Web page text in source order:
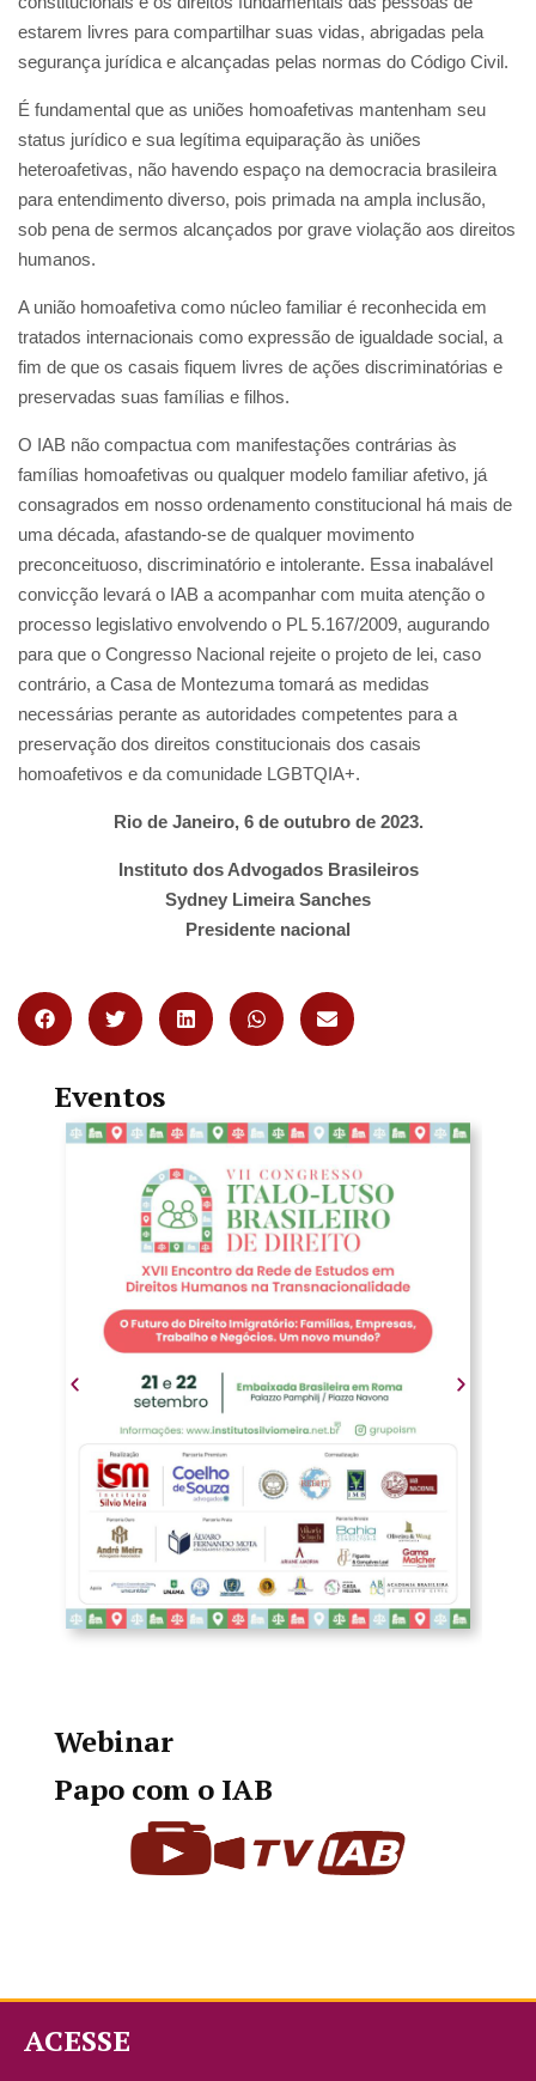
estarem livres para compartilhar suas vidas, abrigadas pela
segurança jurídica e alcançadas pelas normas do Código Civil.
É fundamental que as uniões homoafetivas mantenham seu
status jurídico e sua legítima equiparação às uniões
heteroafetivas, não havendo espaço na democracia brasileira
para entendimento diverso, pois primada na ampla inclusão,
sob pena de sermos alcançados por grave violação aos direitos
humanos.
A união homoafetiva como núcleo familiar é reconhecida em
tratados internacionais como expressão de igualdade social, a
fim de que os casais fiquem livres de ações discriminatórias e
preservadas suas famílias e filhos.
O IAB não compactua com manifestações contrárias às
famílias homoafetivas ou qualquer modelo familiar afetivo, já
consagrados em nosso ordenamento constitucional há mais de
uma década, afastando-se de qualquer movimento
preconceituoso, discriminatório e intolerante. Essa inabalável
convicção levará o IAB a acompanhar com muita atenção o
processo legislativo envolvendo o PL 5.167/2009, augurando
para que o Congresso Nacional rejeite o projeto de lei, caso
contrário, a Casa de Montezuma tomará as medidas
necessárias perante as autoridades competentes para a
preservação dos direitos constitucionais dos casais
homoafetivos e da comunidade LGBTQIA+.
Rio de Janeiro, 6 de outubro de 2023.
Instituto dos Advogados Brasileiros
Sydney Limeira Sanches
Presidente nacional
Eventos
Webinar
Papo com o IAB
ACESSE